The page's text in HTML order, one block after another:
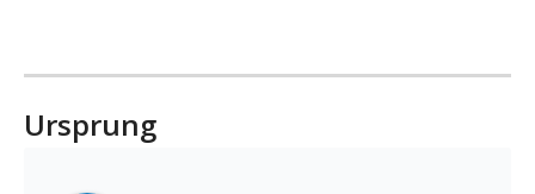
Ursprung